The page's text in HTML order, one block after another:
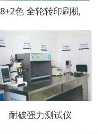
8+2色 全轮转印刷机
耐破强力测试仪